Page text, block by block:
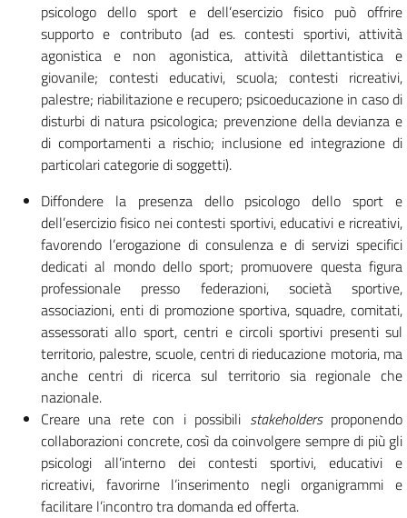
psicologo dello sport e dell’esercizio fisico può offrire
supporto e contributo (ad es. contesti sportivi, attività
agonistica e non agonistica, attività dilettantistica e
giovanile; contesti educativi, scuola; contesti ricreativi,
palestre; riabilitazione e recupero; psicoeducazione in caso di
disturbi di natura psicologica; prevenzione della devianza e
di comportamenti a rischio; inclusione ed integrazione di
particolari categorie di soggetti).
Diffondere la presenza dello psicologo dello sport e
dell’esercizio fisico nei contesti sportivi, educativi e ricreativi,
favorendo l’erogazione di consulenza e di servizi specifici
dedicati al mondo dello sport; promuovere questa figura
professionale presso federazioni, società sportive,
associazioni, enti di promozione sportiva, squadre, comitati,
assessorati allo sport, centri e circoli sportivi presenti sul
territorio, palestre, scuole, centri di rieducazione motoria, ma
anche centri di ricerca sul territorio sia regionale che
nazionale.
Creare una rete con i possibili stakeholdersproponendo
collaborazioni concrete, così da coinvolgere sempre di più gli
psicologi all’interno dei contesti sportivi, educativi e
ricreativi, favorirne l’inserimento negli organigrammi e
facilitare l’incontro tra domanda ed offerta.